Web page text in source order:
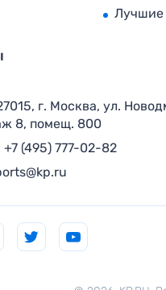
Лучшие
г. Москва, ул.
8, помещ. 800
+7 (495) 777-02-82